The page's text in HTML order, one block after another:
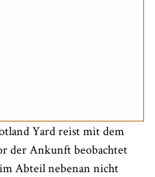
Yard reist mit dem
der Ankunft beobachtet
Abteil nebenan nicht